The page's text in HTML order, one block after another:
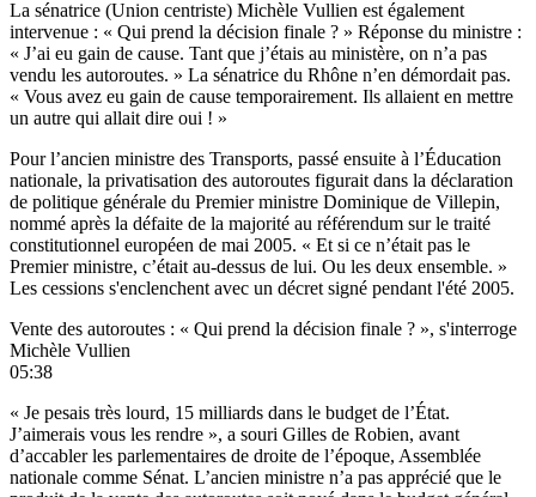
La sénatrice (Union centriste) Michèle Vullien est également
intervenue : « Qui prend la décision finale ? » Réponse du ministre :
« J’ai eu gain de cause. Tant que j’étais au ministère, on n’a pas
vendu les autoroutes. » La sénatrice du Rhône n’en démordait pas.
« Vous avez eu gain de cause temporairement. Ils allaient en mettre
un autre qui allait dire oui ! »
Pour l’ancien ministre des Transports, passé ensuite à l’Éducation
nationale, la privatisation des autoroutes figurait dans la déclaration
de politique générale du Premier ministre Dominique de Villepin,
nommé après la défaite de la majorité au référendum sur le traité
constitutionnel européen de mai 2005. « Et si ce n’était pas le
Premier ministre, c’était au-dessus de lui. Ou les deux ensemble. »
Les cessions s'enclenchent avec un décret signé pendant l'été 2005.
Vente des autoroutes : « Qui prend la décision finale ? », s'interroge
Michèle Vullien
05:38
« Je pesais très lourd, 15 milliards dans le budget de l’État.
J’aimerais vous les rendre », a souri Gilles de Robien, avant
d’accabler les parlementaires de droite de l’époque, Assemblée
nationale comme Sénat. L’ancien ministre n’a pas apprécié que le